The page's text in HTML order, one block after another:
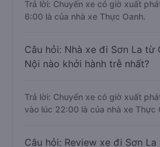
Trả lời: Chuyến xe có giờ xuất
6:00 là của nhà xe Thực Oanh.
Câu hỏi: Nhà xe đi Sơn La từ
Nội nào khởi hành trễ nhất?
Trả lời: Chuyến xe có giờ xuất
vào lúc 22:00 là của nhà xe Thực
Câu hỏi: Review xe đi Sơn